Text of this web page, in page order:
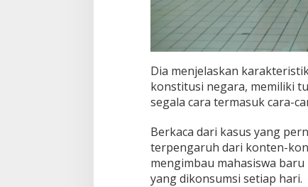
Dia menjelaskan
konstitusi negara, memiliki
segala cara termasuk cara-
Berkaca dari kasus yang
terpengaruh dari konten-
mengimbau mahasiswa
yang dikonsumsi setiap hari.